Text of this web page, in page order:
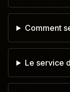
Comment
Le service